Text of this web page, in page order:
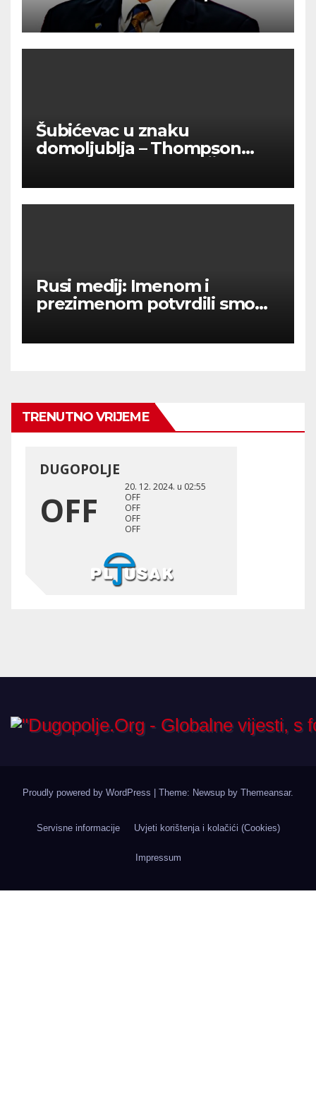
ovjere kandidature Slavena
Kovačevića
Šubićevac u znaku
domoljublja – Thompson
Rusi medij: Imenom i
prezimenom potvrdili smo
Ukraini.
TRENUTNO VRIJEME
Proudly powered by WordPress Theme: Newsup by Themeansar.
Servisne informacije Uvjeti korištenja i kolačići (Cookies)
Impressum